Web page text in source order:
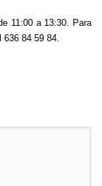
11:00 a 13:30. Para
636 84 59 84.